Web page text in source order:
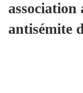
association
antisémite